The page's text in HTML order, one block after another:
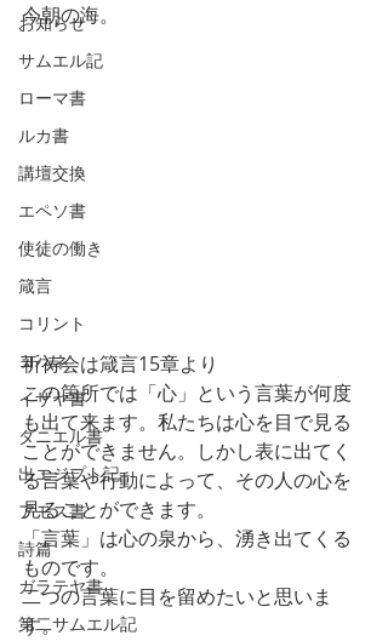
お知らせ
サムエル記
ローマ書
ルカ書
講壇交換
エペソ書
使徒の働き
箴言
コリント
ヨハネ
イザヤ書
ダニエル書
出エジプト記
アモス書
詩篇
ガラテヤ書
第二サムエル記
今朝の海。
祈祷会は箴言15章より
この箇所では「心」という言葉が何度
も出て来ます。私たちは心を目で見る
ことができません。しかし表に出てく
る言葉や行動によって、その人の心を
見ることができます。
「言葉」は心の泉から、湧き出てくる
ものです。
二つの言葉に目を留めたいと思いま
す。